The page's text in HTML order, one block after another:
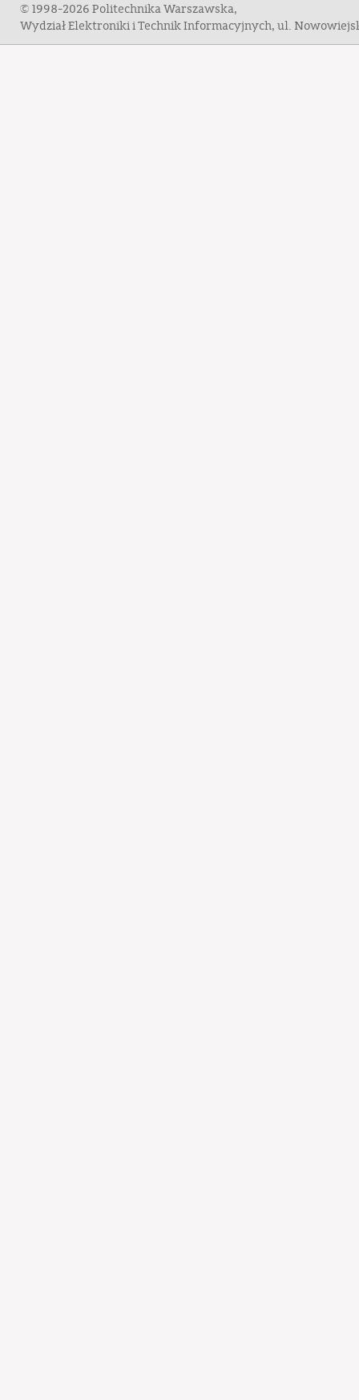
© 1998-2026 Politechnika Warszawska,
Wydział Elektroniki i Technik Informacyjnych, ul.